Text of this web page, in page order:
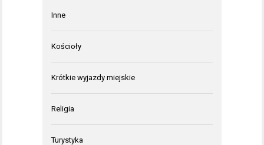
Inne
Kościoły
Krótkie wyjazdy miejskie
Religia
Turystyka